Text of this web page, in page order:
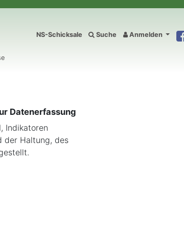
NS-Schicksale Suche Anmelden
Datenerfassung
Indikatoren
der Haltung, des